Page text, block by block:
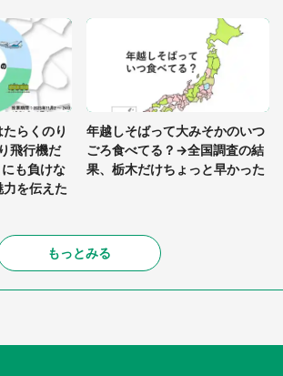
らくのり
飛行機だ
も負けな
を伝えた
年越しそばって大みそかのいつ
ごろ食べてる？→全国調査の結
果、栃木だけちょっと早かった
もっとみる